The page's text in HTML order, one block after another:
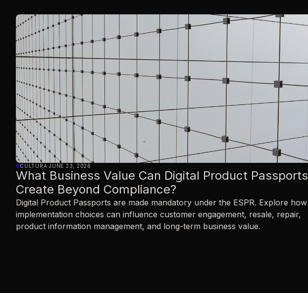
CULTURA·JUNE 23, 2026
What Business Value Can Digital Product Passports
Create Beyond Compliance?
Digital Product Passports are made mandatory under the ESPR. Explore how
implementation choices can influence customer engagement, resale, repair,
product information management, and long-term business value.